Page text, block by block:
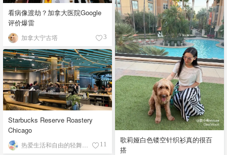
看病像渡劫？加拿大医院Google
评价爆雷
加拿大宁古塔 3
歌莉娅白色镂空针织衫真的很百
搭
Starbucks Reserve Roastery
Chicago
11